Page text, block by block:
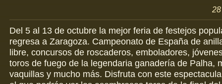
Del 5 al 13 de octubre la mejor feria de festejos
regresa a Zaragoza. Campeonato de España de
libre, concursos de roscaderos, emboladores,
toros de fuego de la legendaria ganadería de Palha,
vaquillas y mucho más. Disfruta con este